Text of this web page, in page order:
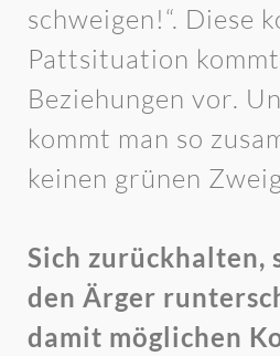
schweigen!“. Diese
Pattsituation
Beziehungen vor.
kommt man so
keinen grünen
Sich zurückhalten,
den Ärger
damit möglichen